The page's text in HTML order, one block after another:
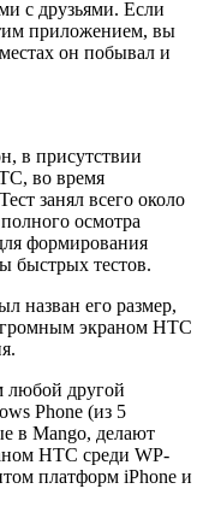
с друзьями. Если
приложением, вы
он побывал и
в присутствии
во время
занял всего около
осмотра
формирования
быстрых тестов.
назван его размер,
экраном HTC
любой другой
Phone (из 5
в Mango, делают
HTC среди WP-
платформ iPhone и